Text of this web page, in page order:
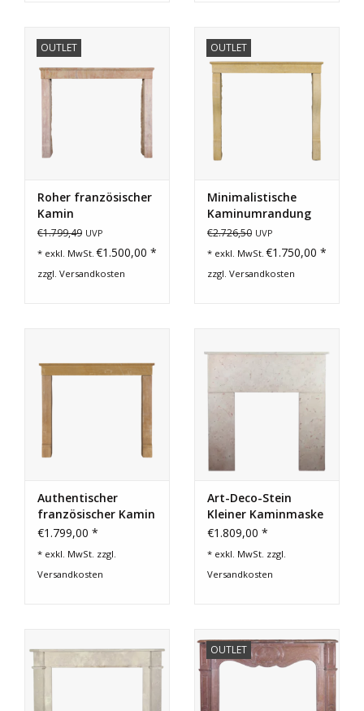
OUTLET
Roher französischer
Kamin
€1.799,49 UVP
€1.500,00 *
* exkl. MwSt.
zzgl. Versandkosten
OUTLET
Minimalistische
Kaminumrandung
Aus Stein
€2.726,50 UVP
€1.750,00 *
* exkl. MwSt.
zzgl. Versandkosten
Authentischer
französischer Kamin
aus Burgunder
Eleganz
€1.799,00 *
* exkl. MwSt. zzgl.
Versandkosten
Art-Deco-Stein
Kleiner Kaminmaske
€1.809,00 *
* exkl. MwSt. zzgl.
Versandkosten
OUTLET